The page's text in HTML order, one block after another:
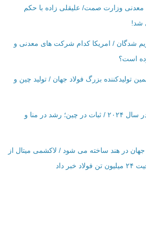
معدنی وزارت صمت/ علیقلی زاده با حکم
شد!
شدگان / امریکا کدام شرکت ‌های معدنی و
است؟
تولیدکننده بزرگ فولاد جهان / تولید چین و
پیش بینی مصرف فولاد در سال ۲۰۲۴ / ثبات در چین؛ رشد در منا و
جهان در هند ساخته می شود / لاکشمی میتال از
داد